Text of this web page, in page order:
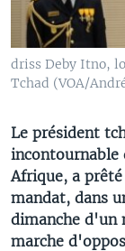
driss Deby Itno,
Tchad (VOA/
Le président
incontournable
Afrique, a
mandat, dans
dimanche d'un
marche